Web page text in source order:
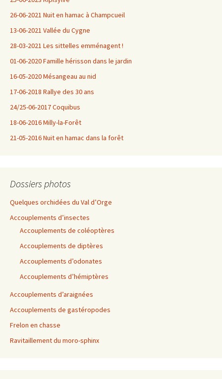
26-06-2021 Nuit en hamac à Champcueil
13-06-2021 Vallée du Cygne
28-03-2021 Les sittelles emménagent !
01-06-2020 Famille hérisson dans le jardin
16-05-2020 Mésangeau au nid
17-06-2018 Rallye des 30 ans
24/25-06-2017 Coquibus
18-06-2016 Milly-la-Forêt
21-05-2016 Nuit en hamac dans la forêt
Dossiers photos
Quelques orchidées du Val d’Orge
Accouplements d’insectes
Accouplements de coléoptères
Accouplements de diptères
Accouplements d’odonates
Accouplements d’hémiptères
Accouplements d’araignées
Accouplements de gastéropodes
Frelon en chasse
Ravitaillement du moro-sphinx